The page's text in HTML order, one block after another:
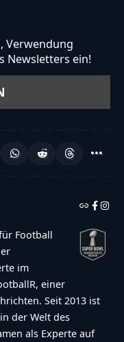
Verwendung
Newsletters ein!
Football
im
einer
Seit 2013 ist
der Welt des
als Experte auf